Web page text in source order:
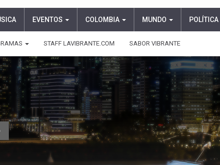
EVENTOS COLOMBIA MUNDO POLÍTICA
STAFF LAVIBRANTE.COM SABOR VIBRANTE